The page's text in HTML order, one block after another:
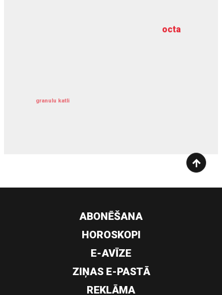
octa
granulu katli
dziļurbums
ABONĒŠANA
HOROSKOPI
E-AVĪZE
ZIŅAS E-PASTĀ
REKLĀMA